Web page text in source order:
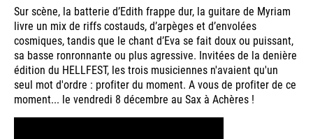
Sur scène, la batterie d’Edith frappe dur, la guitare de Myriam
livre un mix de riffs costauds, d’arpèges et d’envolées
cosmiques, tandis que le chant d’Eva se fait doux ou puissant,
sa basse ronronnante ou plus agressive. Invitées de la denière
édition du HELLFEST, les trois musiciennes n'avaient qu'un
seul mot d'ordre : profiter du moment. A vous de profiter de ce
moment... le vendredi 8 décembre au Sax à Achères !